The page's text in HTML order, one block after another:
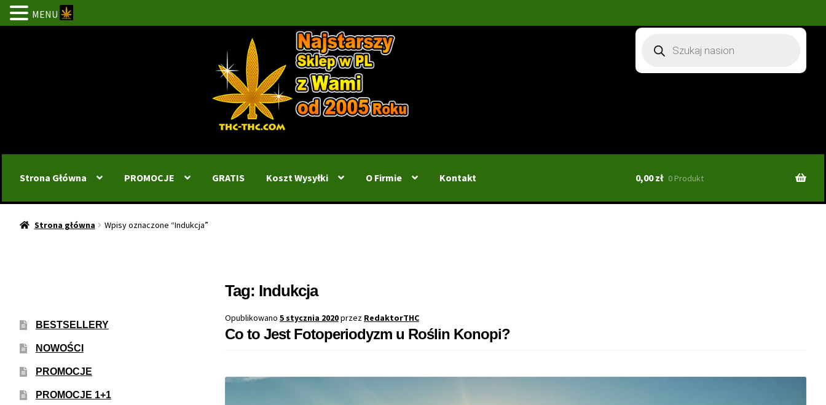
produktów
Strona Główna PROMOCJE GRATIS Koszt Wysyłki O Firmie Kontakt 0,00zł 0 Produkt
Strona główna Wpisy oznaczone “Indukcja”
Tag: Indukcja
Opublikowano 5 stycznia 2020przez RedaktorTHC
Co to Jest Fotoperiodyzm u Roślin Konopi?
BESTSELLERY
NOWOŚCI
PROMOCJE
PROMOCJE 1+1
MENU